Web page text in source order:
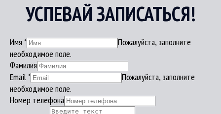
УСПЕВАЙ ЗАПИСАТЬСЯ!
Имя *
Пожалуйста, заполните
необходимое поле.
Фамилия
Email*
Пожалуйста, заполните
необходимое поле.
Номер телефона